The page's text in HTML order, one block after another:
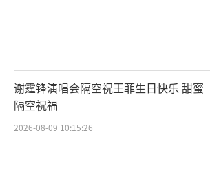
谢霆锋演唱会隔空祝王菲生日快乐 甜蜜
隔空祝福
2026-08-09 10:15:26